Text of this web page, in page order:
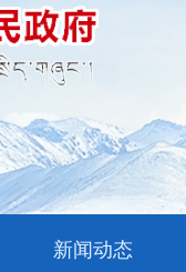
新闻动态